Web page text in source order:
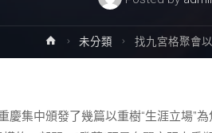
Home未分類 找九宮格聚會
集中頒發了幾篇以重樹“生涯立場”